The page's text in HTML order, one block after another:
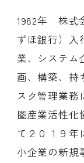
1982年 株式
ずほ銀行）入
業、システム
画、構築、持
スク管理業務
圏産業活性化
て２０１９年
小企業の新規